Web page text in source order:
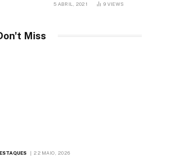
5 ABRIL, 2021 9 VIEWS
Miss
22 MAIO, 2026